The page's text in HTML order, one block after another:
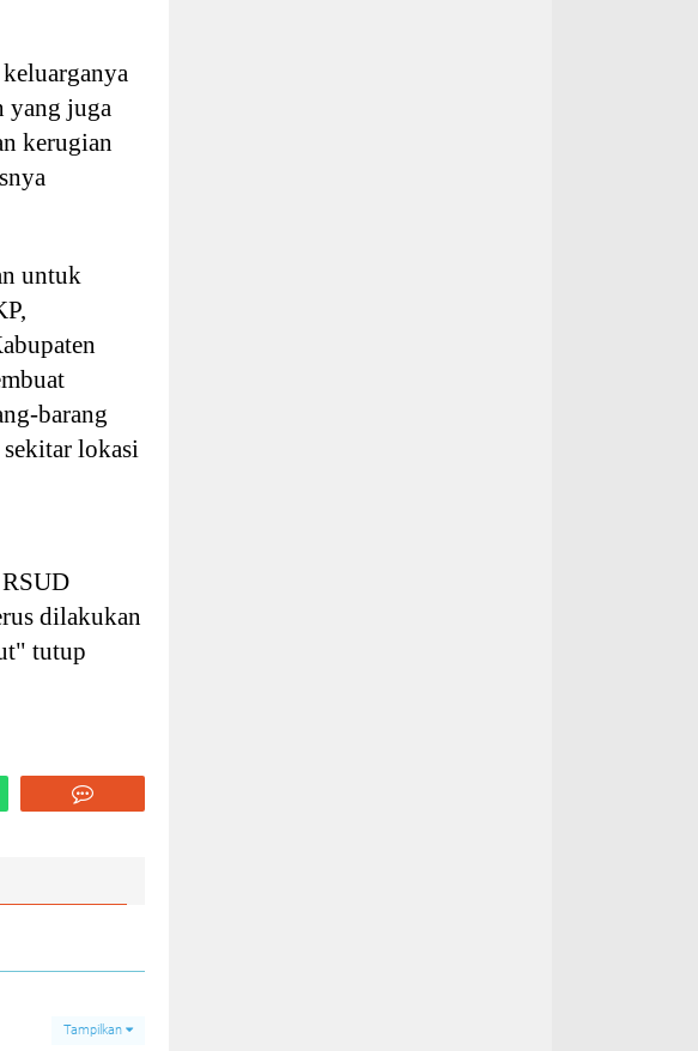
yang juga
kerugian
untuk
barang
lokasi
dilakukan
tutup
Tampilkan